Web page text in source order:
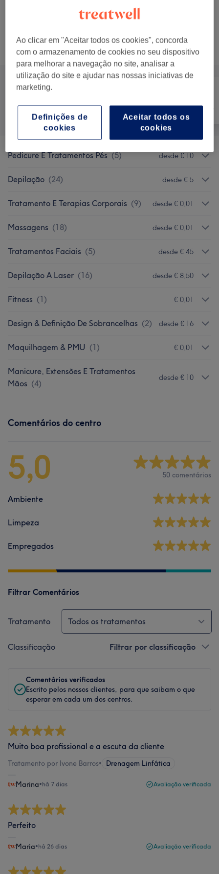
Depilação Cera Glúteos
Mostrar Detalhes
Procurar serviços
Tudo
unhas
Depilação
Pedicure E Tratamentos Pés (5) desde € 10
Depilação (24) desde € 5
Tratamento E Terapias Corporais (9) desde € 0,01
Massagens (18) desde € 0,01
Tratamentos Faciais (5) desde € 45
Depilação A Laser (16) desde € 8,50
Fitness (1) € 0,01
Design & Definição De Sobrancelhas (2) desde € 16
Maquilhagem & PMU (1) € 0,01
Manicure, Extensões E Tratamentos
Mãos (4)
desde € 10
Comentários do centro
5,0 50 comentários
Ambiente
Limpeza
Empregados
Filtrar Comentários
Tratamento Todos os tratamentos
Classificação Filtrar por classificação
Comentários verificados
Escrito pelos nossos clientes, para que saibam o que
esperar em cada um dos centros.
Muito boa profissional e a escuta da cliente
Tratamento por Ivone Barros• Drenagem Linfática
Marina•há 7 dias Avaliação verificada
Perfeito
Maria•há 26 dias Avaliação verificada
Ao clicar em "Aceitar todos os cookies", concorda
com o armazenamento de cookies no seu dispositivo
para melhorar a navegação no site, analisar a
utilização do site e ajudar nas nossas iniciativas de
marketing.
Aceitar todos os
cookies
Definições de
cookies